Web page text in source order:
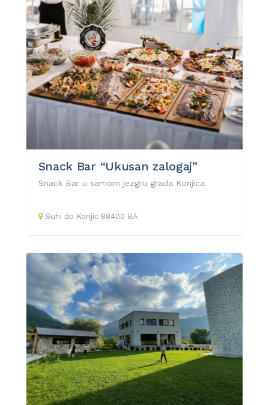
Snack Bar “Ukusan zalogaj”
Snack Bar u samom jezgru grada Konjica
Suhi do Konjic 88400 BA